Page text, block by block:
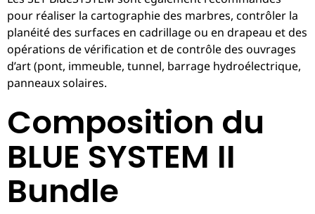
pour réaliser la cartographie des marbres, contrôler la
planéité des surfaces en cadrillage ou en drapeau et des
opérations de vérification et de contrôle des ouvrages
d’art (pont, immeuble, tunnel, barrage hydroélectrique,
panneaux solaires.
Composition du
BLUE SYSTEM II
Bundle